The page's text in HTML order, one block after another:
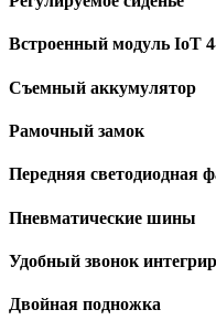
Встроенный модуль IoT
Съемный аккумулятор
Рамочный замок
Передняя светодиодная
Пневматические шины
Удобный звонок
Двойная подножка